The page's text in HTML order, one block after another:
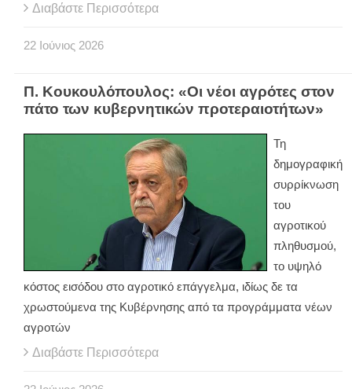
Διαβάστε Περισσότερα
22 Ιούνιος 2026
Π. Κουκουλόπουλος: «Οι νέοι αγρότες στον
πάτο των κυβερνητικών προτεραιοτήτων»
Τη
δημογραφική
συρρίκνωση
του
αγροτικού
πληθυσμού,
το υψηλό
κόστος εισόδου στο αγροτικό επάγγελμα, ιδίως δε τα
χρωστούμενα της Κυβέρνησης από τα προγράμματα νέων
αγροτών
Διαβάστε Περισσότερα